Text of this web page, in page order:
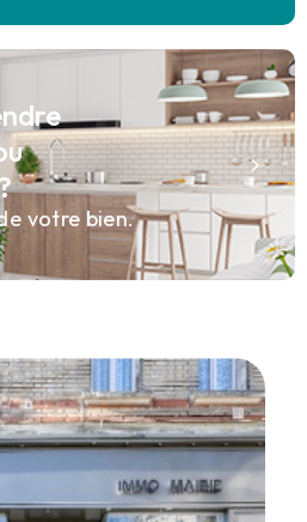
votre bien.